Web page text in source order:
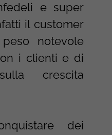
e super
il customer
notevole
i clienti e di
crescita
dei